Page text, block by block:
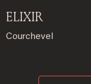
ELIXIR
Courchevel